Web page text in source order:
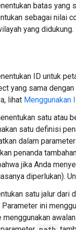
batas yang
sebagai nilai
yang didukung.
ID untuk
yang sama
lihat Menggunakan
satu atau
satu definisi
dalam parameter
penanda
jika Anda
diperlukan).
satu jalur dari
Parameter ini
menggunakan awalan